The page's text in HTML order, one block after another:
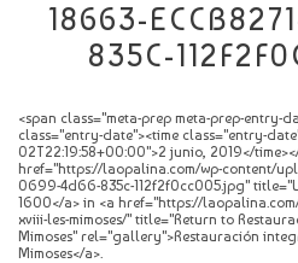
18663-
835C-
<span class="meta-prep meta-prep-entry-
class="entry-date"><time class="entry-
02T22:19:58+00:00">2 junio, 2019</
href="https://laopalina.com/wp-content/
0699-4d66-835c-112f2f0cc005.jpg"
1600</a> in <a href="https://
xviii-les-mimoses/" title="Return to
Mimoses" rel="gallery">Restauración
Mimoses</a>.